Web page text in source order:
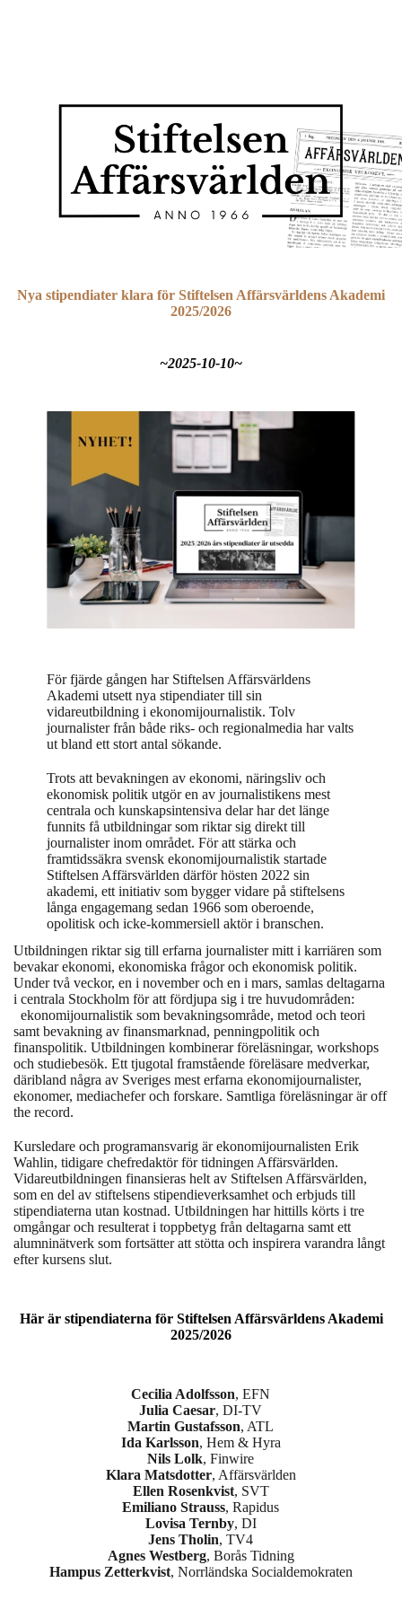
Nya stipendiater klara för Stiftelsen Affärsvärldens Akademi
2025/2026
~2025-10-10~
För fjärde gången har Stiftelsen Affärsvärldens
Akademi utsett nya stipendiater till sin
vidareutbildning i ekonomijournalistik. Tolv
journalister från både riks- och regionalmedia har valts
ut bland ett stort antal sökande.
Trots att bevakningen av ekonomi, näringsliv och
ekonomisk politik utgör en av journalistikens mest
centrala och kunskapsintensiva delar har det länge
funnits få utbildningar som riktar sig direkt till
journalister inom området. För att stärka och
framtidssäkra svensk ekonomijournalistik startade
Stiftelsen Affärsvärlden därför hösten 2022 sin
akademi, ett initiativ som bygger vidare på stiftelsens
långa engagemang sedan 1966 som oberoende,
opolitisk och icke-kommersiell aktör i branschen.
Utbildningen riktar sig till erfarna journalister mitt i karriären som
bevakar ekonomi, ekonomiska frågor och ekonomisk politik.
Under två veckor, en i november och en i mars, samlas deltagarna
i centrala Stockholm för att fördjupa sig i tre huvudområden:
ekonomijournalistik som bevakningsområde, metod och teori
samt bevakning av finansmarknad, penningpolitik och
finanspolitik. Utbildningen kombinerar föreläsningar, workshops
och studiebesök. Ett tjugotal framstående föreläsare medverkar,
däribland några av Sveriges mest erfarna ekonomijournalister,
ekonomer, mediachefer och forskare. Samtliga föreläsningar är off
the record.
Kursledare och programansvarig är ekonomijournalisten Erik
Wahlin, tidigare chefredaktör för tidningen Affärsvärlden.
Vidareutbildningen finansieras helt av Stiftelsen Affärsvärlden,
som en del av stiftelsens stipendieverksamhet och erbjuds till
stipendiaterna utan kostnad. Utbildningen har hittills körts i tre
omgångar och resulterat i toppbetyg från deltagarna samt ett
alumninätverk som fortsätter att stötta och inspirera varandra långt
efter kursens slut.
Här är stipendiaterna för Stiftelsen Affärsvärldens Akademi
2025/2026
Cecilia Adolfsson, EFN
Julia Caesar, DI-TV
Martin Gustafsson, ATL
Ida Karlsson, Hem & Hyra
Nils Lolk, Finwire
Klara Matsdotter, Affärsvärlden
Ellen Rosenkvist, SVT
Emiliano Strauss, Rapidus
Lovisa Ternby, DI
Jens Tholin, TV4
Agnes Westberg, Borås Tidning
Hampus Zetterkvist, Norrländska Socialdemokraten